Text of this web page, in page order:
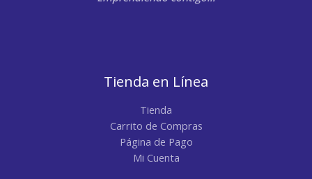
Tienda en Línea
Tienda
Carrito de Compras
Página de Pago
Mi Cuenta